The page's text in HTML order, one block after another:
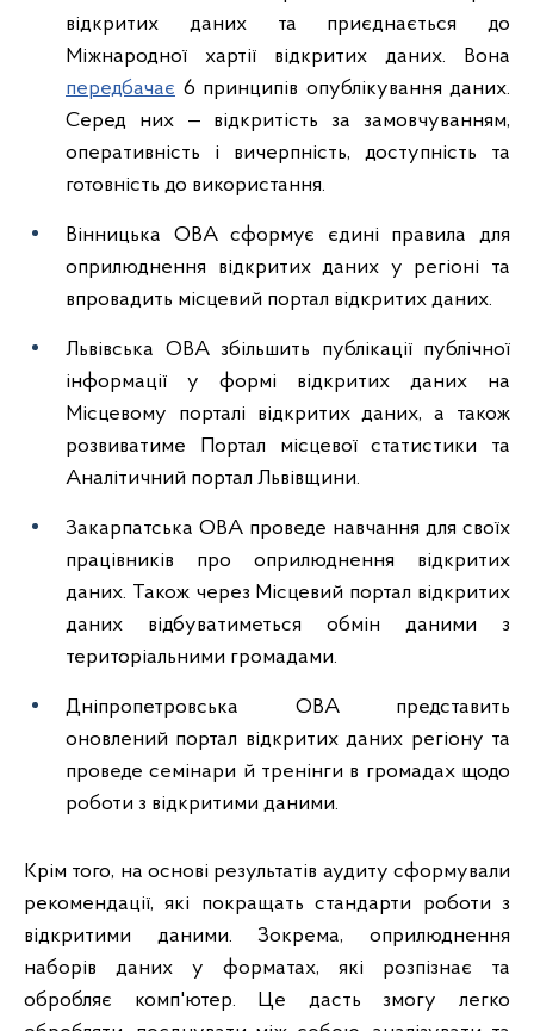
відкритих даних та приєднається до
Міжнародної хартії відкритих даних. Вона
передбачає 6 принципів опублікування даних.
Серед них — відкритість за замовчуванням,
оперативність і вичерпність, доступність та
готовність до використання.
Вінницька ОВА сформує єдині правила для
оприлюднення відкритих даних у регіоні та
впровадить місцевий портал відкритих даних.
Львівська ОВА збільшить публікації публічної
інформації у формі відкритих даних на
Місцевому порталі відкритих даних, а також
розвиватиме Портал місцевої статистики та
Аналітичний портал Львівщини.
Закарпатська ОВА проведе навчання для своїх
працівників про оприлюднення відкритих
даних. Також через Місцевий портал відкритих
даних відбуватиметься обмін даними з
територіальними громадами.
Дніпропетровська ОВА представить
оновлений портал відкритих даних регіону та
проведе семінари й тренінги в громадах щодо
роботи з відкритими даними.
Крім того, на основі результатів аудиту сформували
рекомендації, які покращать стандарти роботи з
відкритими даними. Зокрема, оприлюднення
наборів даних у форматах, які розпізнає та
обробляє комп'ютер. Це дасть змогу легко